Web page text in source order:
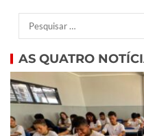
AS QUATRO